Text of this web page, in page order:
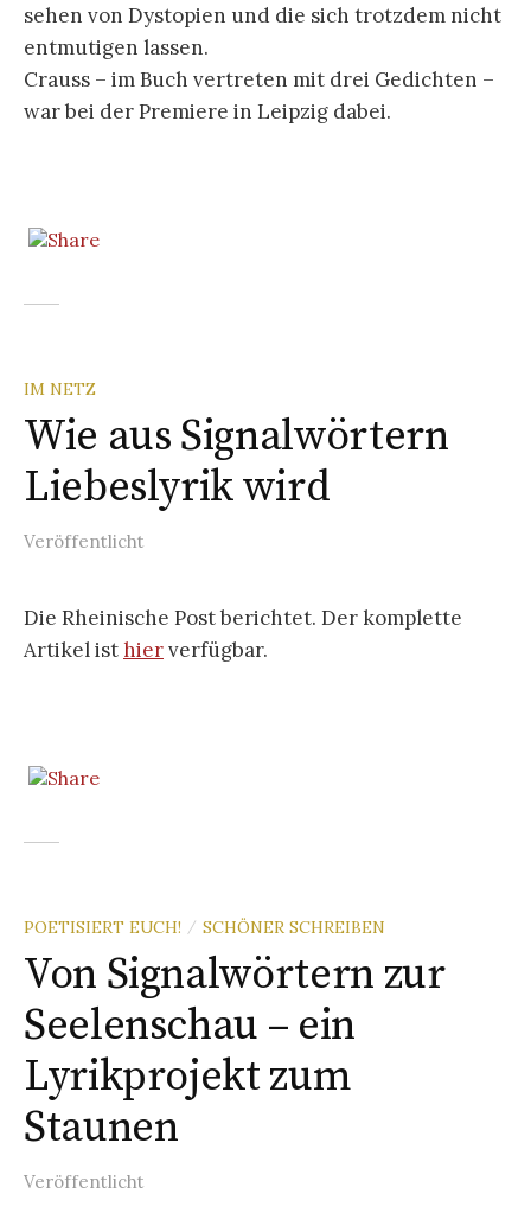
sehen von Dystopien und die sich trotzdem nicht
entmutigen lassen.
Crauss – im Buch vertreten mit drei Gedichten –
war bei der Premiere in Leipzig dabei.
IM NETZ
Wie aus Signalwörtern
Liebeslyrik wird
Veröffentlicht
Die Rheinische Post berichtet. Der komplette
Artikel isthierverfügbar.
POETISIERT EUCH! / SCHÖNER SCHREIBEN
Von Signalwörtern zur
Seelenschau – ein
Lyrikprojekt zum
Staunen
Veröffentlicht